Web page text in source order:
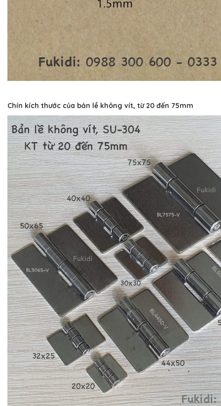
Chín kích thước của bản lề không vít, từ 20 đến 75mm